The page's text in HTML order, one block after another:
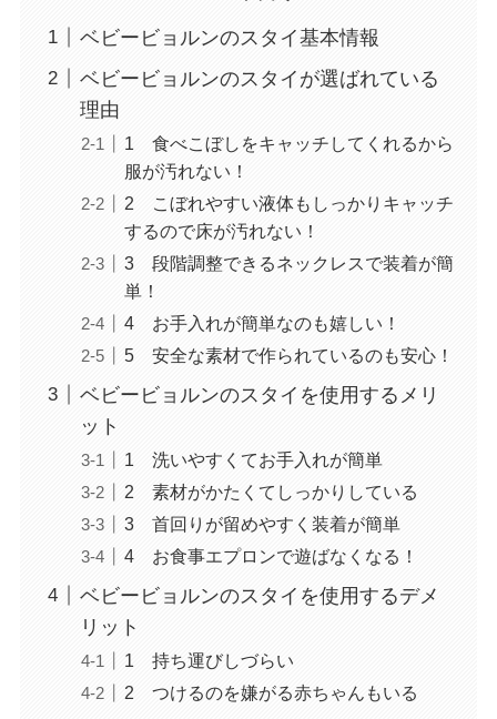
ベビービョルンのスタイ基本情報
ベビービョルンのスタイが選ばれている
理由
1 食べこぼしをキャッチしてくれるから
服が汚れない！
2 こぼれやすい液体もしっかりキャッチ
するので床が汚れない！
3 段階調整できるネックレスで装着が簡
単！
4 お手入れが簡単なのも嬉しい！
5 安全な素材で作られているのも安心！
ベビービョルンのスタイを使用するメリ
ット
1 洗いやすくてお手入れが簡単
2 素材がかたくてしっかりしている
3 首回りが留めやすく装着が簡単
4 お食事エプロンで遊ばなくなる！
ベビービョルンのスタイを使用するデメ
リット
1 持ち運びしづらい
2 つけるのを嫌がる赤ちゃんもいる